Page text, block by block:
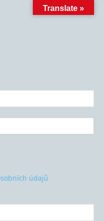
údajů
Translate »